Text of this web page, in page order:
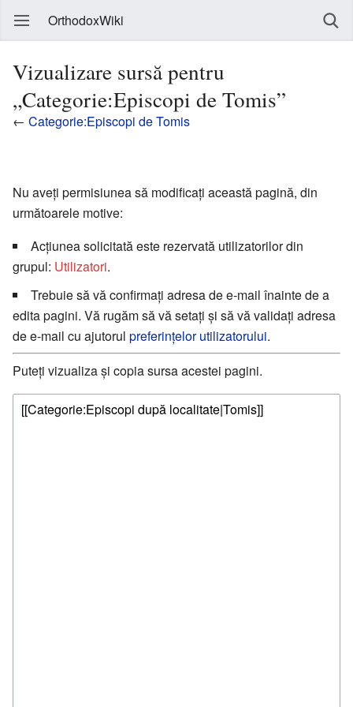
OrthodoxWiki
Vizualizare sursă pentru
„Categorie:Episcopi de Tomis”
← Categorie:Episcopi de Tomis
Nu aveți permisiunea să modificați această pagină, din
următoarele motive:
Acțiunea solicitată este rezervată utilizatorilor din
grupul: Utilizatori.
Trebuie să vă confirmați adresa de e-mail înainte de a
edita pagini. Vă rugăm să vă setați și să vă validați adresa
de e-mail cu ajutorul preferințelor utilizatorului.
Puteți vizualiza și copia sursa acestei pagini.